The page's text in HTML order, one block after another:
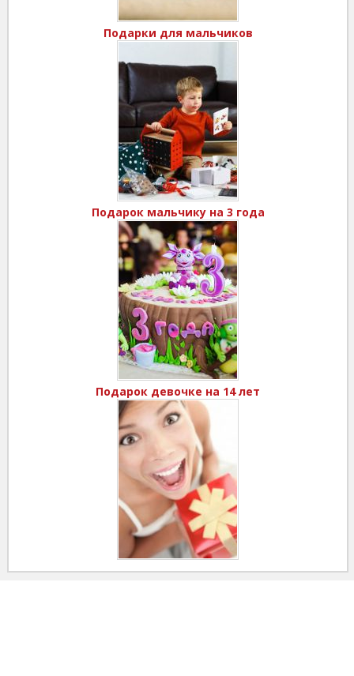
Подарки для мальчиков
Подарок мальчику на 3 года
Подарок девочке на 14 лет